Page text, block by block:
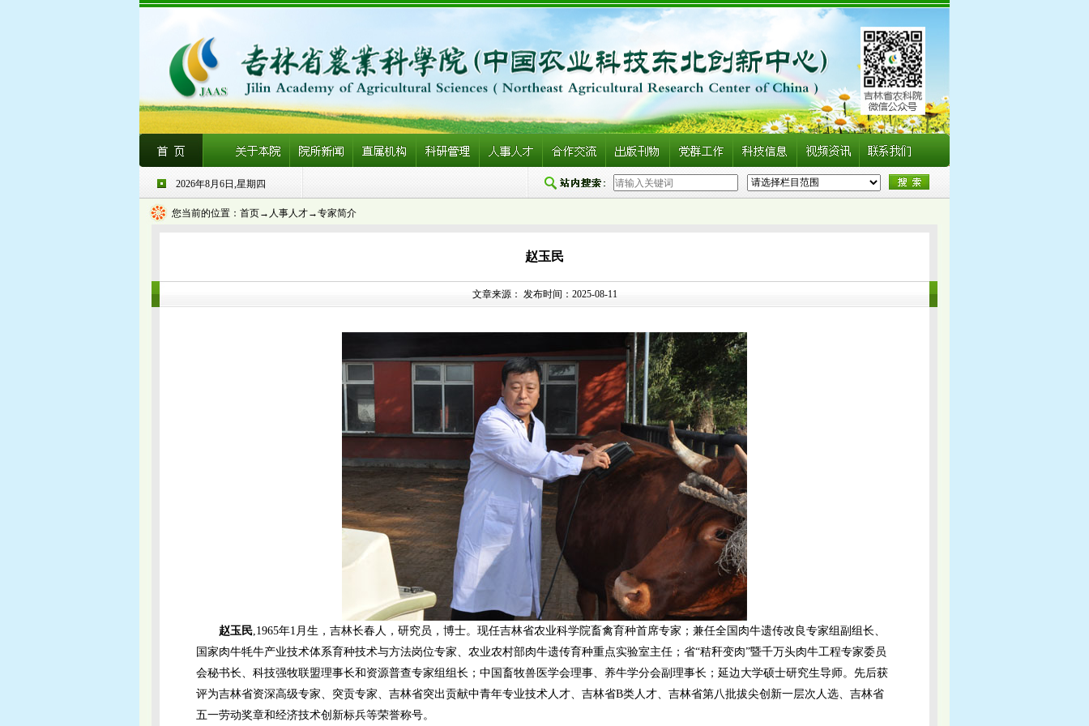
2026年8月6日,星期四
您当前的位置： 首页→人事人才→专家简介
赵玉民
文章来源： 发布时间：2025-08-11
赵玉民,1965年1月生，吉林长春人，研究员，博士。现任吉林省农业科学院畜禽育种首席专家；兼任全国肉牛遗传改良专家组副组长、
国家肉牛牦牛产业技术体系育种技术与方法岗位专家、农业农村部肉牛遗传育种重点实验室主任；省“秸秆变肉”暨千万头肉牛工程专家委员
会秘书长、科技强牧联盟理事长和资源普查专家组组长；中国畜牧兽医学会理事、养牛学分会副理事长；延边大学硕士研究生导师。先后获
评为吉林省资深高级专家、突贡专家、吉林省突出贡献中青年专业技术人才、吉林省B类人才、吉林省第八批拔尖创新一层次人选、吉林省
五一劳动奖章和经济技术创新标兵等荣誉称号。